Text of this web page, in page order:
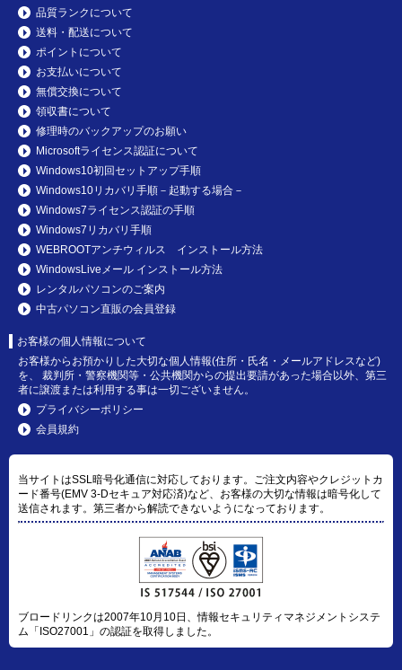
品質ランクについて
送料・配送について
ポイントについて
お支払いについて
無償交換について
領収書について
修理時のバックアップのお願い
Microsoftライセンス認証について
Windows10初回セットアップ手順
Windows10リカバリ手順－起動する場合－
Windows7ライセンス認証の手順
Windows7リカバリ手順
WEBROOTアンチウィルス インストール方法
WindowsLiveメール インストール方法
レンタルパソコンのご案内
中古パソコン直販の会員登録
お客様の個人情報について
お客様からお預かりした大切な個人情報(住所・氏名・メールアドレスなど)
を、 裁判所・警察機関等・公共機関からの提出要請があった場合以外、第三
者に譲渡または利用する事は一切ございません。
プライバシーポリシー
会員規約
当サイトはSSL暗号化通信に対応しております。ご注文内容やクレジットカ
ード番号(EMV 3-Dセキュア対応済)など、お客様の大切な情報は暗号化して
送信されます。第三者から解読できないようになっております。
ブロードリンクは2007年10月10日、情報セキュリティマネジメントシステ
ム「ISO27001」の認証を取得しました。